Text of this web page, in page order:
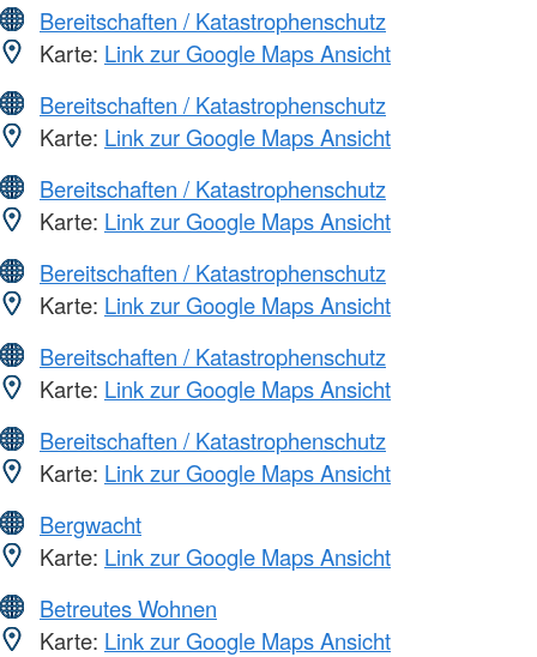
Bereitschaften / Katastrophenschutz
Karte: Link zur Google Maps Ansicht
Bereitschaften / Katastrophenschutz
Karte: Link zur Google Maps Ansicht
Bereitschaften / Katastrophenschutz
Karte: Link zur Google Maps Ansicht
Bereitschaften / Katastrophenschutz
Karte: Link zur Google Maps Ansicht
Bereitschaften / Katastrophenschutz
Karte: Link zur Google Maps Ansicht
Bereitschaften / Katastrophenschutz
Karte: Link zur Google Maps Ansicht
Bergwacht
Karte: Link zur Google Maps Ansicht
Betreutes Wohnen
Karte: Link zur Google Maps Ansicht